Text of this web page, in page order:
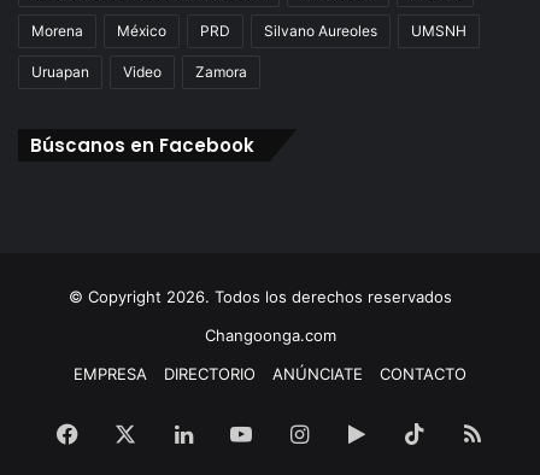
Morena México PRD Silvano Aureoles UMSNH
Uruapan Video Zamora
Búscanos en Facebook
© Copyright 2026. Todos los derechos reservados
Changoonga.com
EMPRESA
DIRECTORIO ANÚNCIATE CONTACTO
Facebook LinkedInYouTubeInstagram
Google TikTokRSS